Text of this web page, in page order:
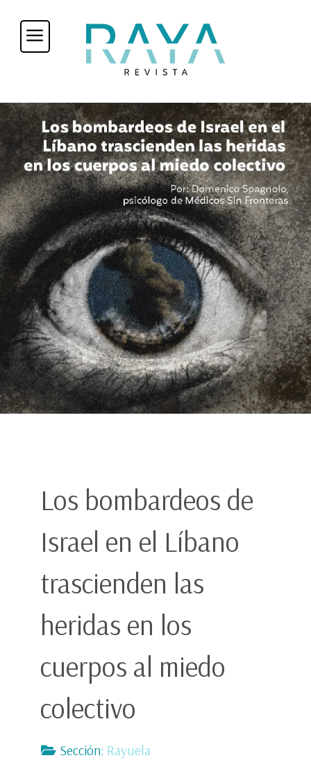
Los bombardeos de
Israel en el Líbano
trascienden las
heridas en los
cuerpos al miedo
colectivo
Sección: Rayuela